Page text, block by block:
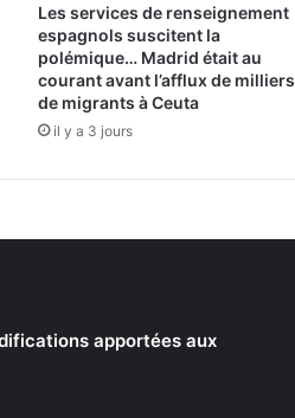
Les services de renseignement
espagnols suscitent la
polémique… Madrid était au
courant avant l’afflux de milliers
de migrants à Ceuta
il y a 3 jours
apportées aux